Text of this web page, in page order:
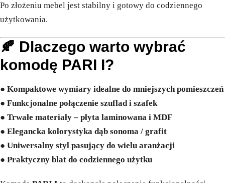
Po złożeniu mebel jest stabilny i gotowy do codziennego
użytkowania.
🍂 Dlaczego warto wybrać
komodę PARI I?
● Kompaktowe wymiary idealne do mniejszych pomieszczeń
● Funkcjonalne połączenie szuflad i szafek
● Trwałe materiały – płyta laminowana i MDF
● Elegancka kolorystyka dąb sonoma / grafit
● Uniwersalny styl pasujący do wielu aranżacji
● Praktyczny blat do codziennego użytku